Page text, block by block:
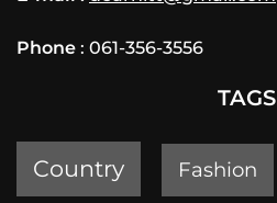
Phone : 061-356-3556
TAGS
Country Fashion